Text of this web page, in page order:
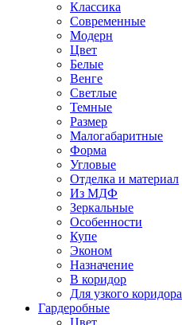
Классика
Современные
Модерн
Цвет
Белые
Венге
Светлые
Темные
Размер
Малогабаритные
Форма
Угловые
Отделка и материал
Из МДФ
Зеркальные
Особенности
Купе
Эконом
Назначение
В коридор
Для узкого коридора
Гардеробные
Цвет